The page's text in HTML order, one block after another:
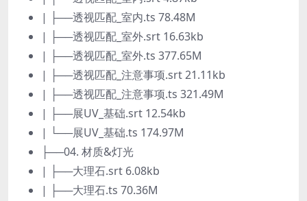
| ├──透视匹配_室内.ts 78.48M
| ├──透视匹配_室外.srt 16.63kb
| ├──透视匹配_室外.ts 377.65M
| ├──透视匹配_注意事项.srt 21.11kb
| ├──透视匹配_注意事项.ts 321.49M
| ├──展UV_基础.srt 12.54kb
| └──展UV_基础.ts 174.97M
├──04. 材质&灯光
| ├──大理石.srt 6.08kb
| ├──大理石.ts 70.36M